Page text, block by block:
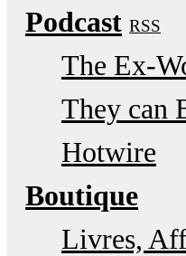
Podcast RSS
The Ex-
They can
Hotwire
Boutique
Livres,